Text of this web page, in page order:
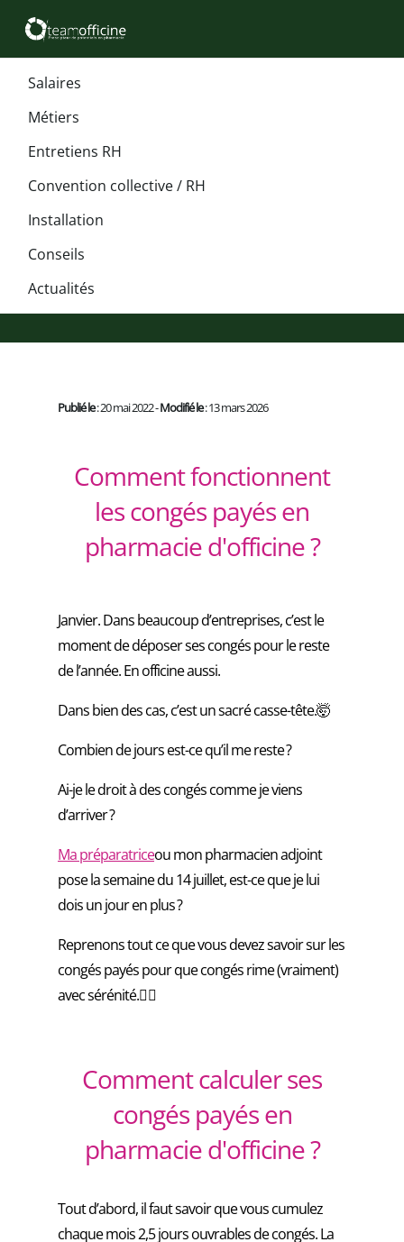
Salaires
Métiers
Entretiens RH
Convention collective / RH
Installation
Conseils
Actualités
Publié le: 20 mai 2022 -Modifié le: 13 mars 2026
Comment fonctionnent
les congés payés en
pharmacie d'officine ?
Janvier. Dans beaucoup d’entreprises, c’est le
moment de déposer ses congés pour le reste
de l’année. En officine aussi.
Dans bien des cas, c’est un sacré casse-tête.🤯
Combien de jours est-ce qu’il me reste ?
Ai-je le droit à des congés comme je viens
d’arriver ?
Ma préparatriceou mon pharmacien adjoint
pose la semaine du 14 juillet, est-ce que je lui
dois un jour en plus ?
Reprenons tout ce que vous devez savoir sur les
congés payés pour que congés rime (vraiment)
avec sérénité.🧘‍♂️
Comment calculer ses
congés payés en
pharmacie d'officine ?
Tout d’abord, il faut savoir que vous cumulez
chaque mois 2,5 jours ouvrables de congés. La